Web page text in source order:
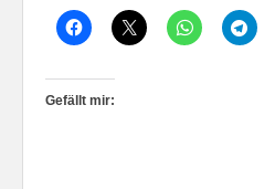
Gefällt mir: